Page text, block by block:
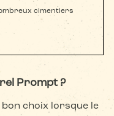
cimentiers
Prompt ?
choix lorsque le